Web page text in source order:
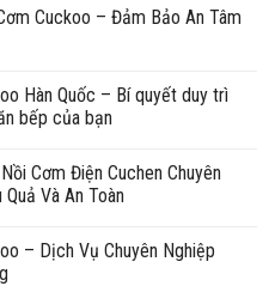
Cuckoo – Đảm Bảo An Tâm
Hàn Quốc – Bí quyết duy trì
bếp của bạn
Cơm Điện Cuchen Chuyên
Và An Toàn
– Dịch Vụ Chuyên Nghiệp